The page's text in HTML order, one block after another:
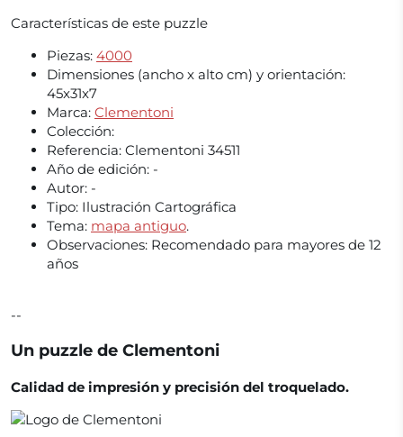
Características de este puzzle
Piezas: 4000
Dimensiones (ancho x alto cm) y orientación:
45x31x7
Marca: Clementoni
Colección:
Referencia: Clementoni 34511
Año de edición: -
Autor: -
Tipo: Ilustración Cartográfica
Tema: mapa antiguo.
Observaciones: Recomendado para mayores de 12
años
--
Un puzzle de Clementoni
Calidad de impresión y precisión del troquelado.